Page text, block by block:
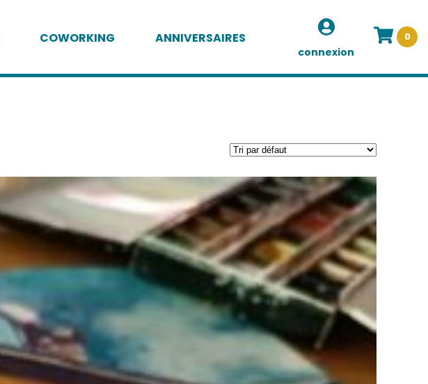
COWORKING ANNIVERSAIRES
connexion
0